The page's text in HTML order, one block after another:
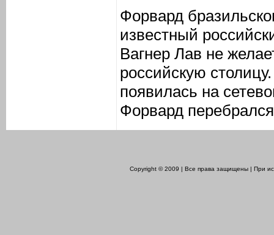
Форвард
известный
Вагнер Лав не
российскую
появилась на
Форвард
Copyright © 2009 | Все права защищены | При